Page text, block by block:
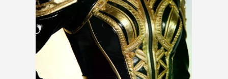
Βίντεο του Avatar
Βίντεο
Φωτογραφία